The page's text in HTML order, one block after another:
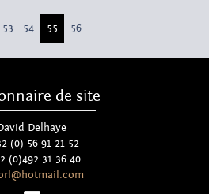
53 54 55 56
de site
Delhaye
(0) 56 91 21 52
(0)492 31 36 40